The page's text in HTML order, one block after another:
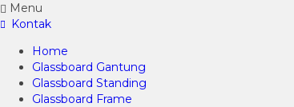
Menu
Kontak
Home
Glassboard Gantung
Glassboard Standing
Glassboard Frame